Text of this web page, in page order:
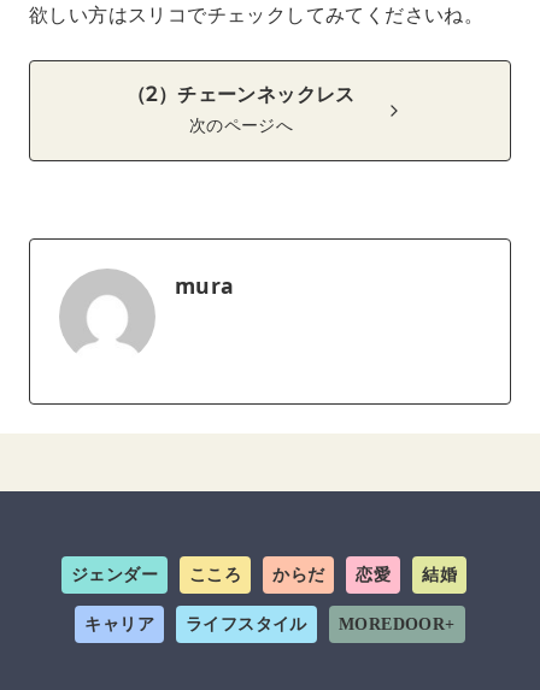
欲しい方はスリコでチェックしてみてくださいね。
（2）チェーンネックレス
次のページへ
mura
ジェンダー こころ からだ 恋愛 結婚
キャリア ライフスタイル MOREDOOR+